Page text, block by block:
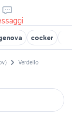
cocker
Verdello